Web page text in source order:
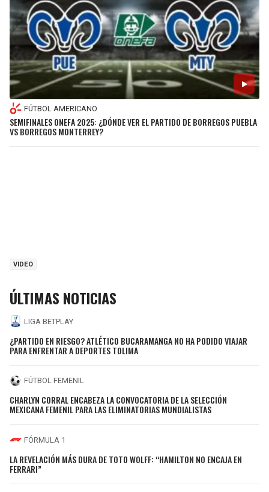
FÚTBOL AMERICANO
SEMIFINALES ONEFA 2025: ¿DÓNDE VER EL PARTIDO DE BORREGOS PUEBLA
VS BORREGOS MONTERREY?
VIDEO
ÚLTIMAS NOTICIAS
LIGA BETPLAY
¿PARTIDO EN RIESGO? ATLÉTICO BUCARAMANGA NO HA PODIDO VIAJAR
PARA ENFRENTAR A DEPORTES TOLIMA
FÚTBOL FEMENIL
CHARLYN CORRAL ENCABEZA LA CONVOCATORIA DE LA SELECCIÓN
MEXICANA FEMENIL PARA LAS ELIMINATORIAS MUNDIALISTAS
FÓRMULA 1
LA REVELACIÓN MÁS DURA DE TOTO WOLFF: “HAMILTON NO ENCAJA EN
FERRARI”